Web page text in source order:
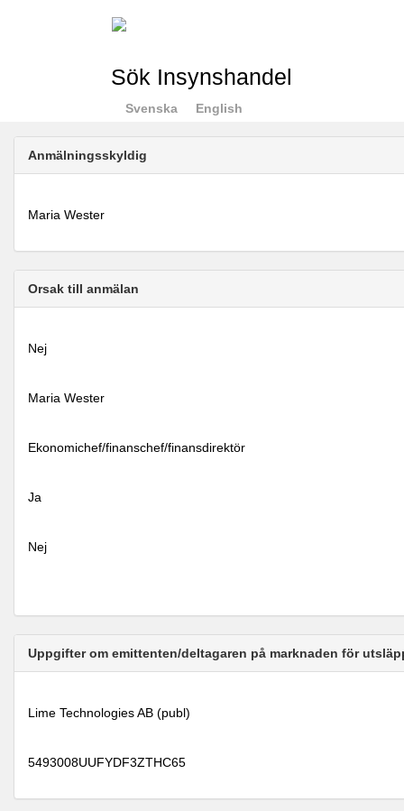
Sök Insynshandel
Svenska English
Anmälningsskyldig
Maria Wester
Orsak till anmälan
Nej
Maria Wester
Ekonomichef/finanschef/finansdirektör
Ja
Nej
Uppgifter om emittenten/deltagaren på marknaden för
Lime Technologies AB (publ)
5493008UUFYDF3ZTHC65